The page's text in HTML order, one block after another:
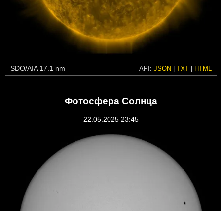
SDO/AIA 17.1 nm API: JSON | TXT | HTML
Фотосфера Солнца
22.05.2025 23:45